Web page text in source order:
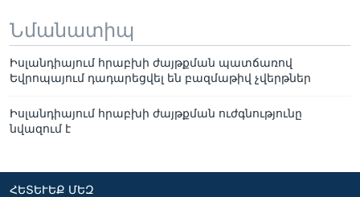
Նմանատիպ
Իսլանդիայում հրաբխի ժայթքման պատճառով
Եվրոպայում դադարեցվել են բազմաթիվ չվերթներ
Իսլանդիայում հրաբխի ժայթքման ուժգնությունը
նվազում է
ՀԵՏԵՒԵՔ ՄԵԶ